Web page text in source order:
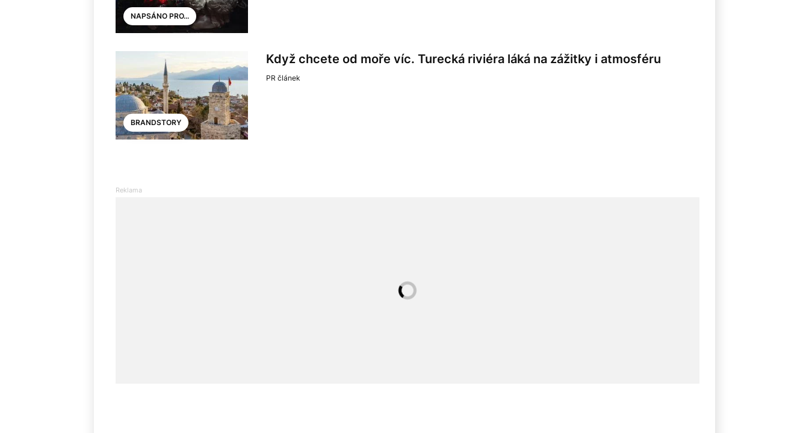
NAPSÁNO PRO...
BRANDSTORY
Když chcete od moře víc. Turecká riviéra láká na zážitky i atmosféru
PR článek